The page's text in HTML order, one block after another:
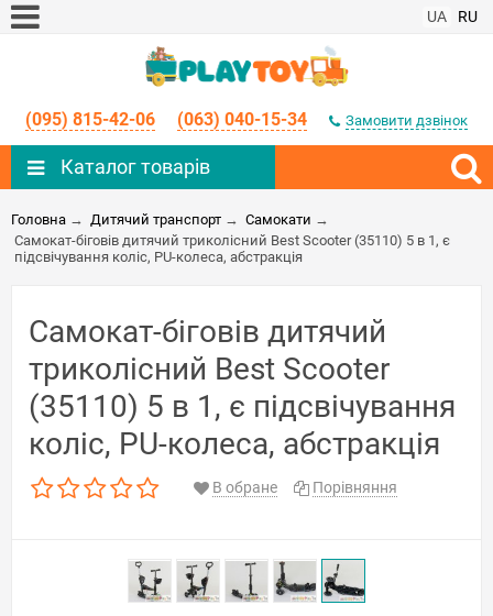
UA RU
(095) 815-42-06 (063) 040-15-34 Замовити дзвінок
Каталог товарів
Головна → Дитячий транспорт → Самокати →
Самокат-біговів дитячий триколісний Best Scooter (35110) 5 в 1, є
підсвічування коліс, PU-колеса, абстракція
Самокат-біговів дитячий
триколісний Best Scooter
(35110) 5 в 1, є підсвічування
коліс, PU-колеса, абстракція
В обране Порівняння